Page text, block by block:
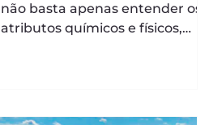
não basta apenas entender os
atributos químicos e físicos,